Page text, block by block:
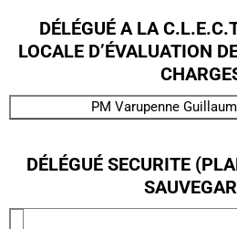
DÉLÉGUÉ A LA
LOCALE D’ÉVALUATION
PM Varupenne
DÉLÉGUÉ SECURITE